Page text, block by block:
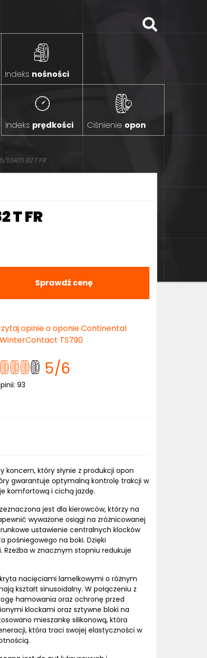
Indeks nośności
Indeks prędkości Ciśnienie opon
55R15 82 T FR
T FR
Sprawdź cenę
opinie o oponie Continental
TS790
5/6
93
który słynie z produkcji opon
gwarantuje optymalną kontrolę trakcji w
komfortową i cichą jazdę.
jest dla kierowców, którzy na
wyważone osiągi na zróżnicowanej
ustawienie centralnych klocków
pośniegowego na boki. Dzięki
w znacznym stopniu redukuje
nacięciami lamelkowymi o różnym
kształt sinusoidalny. W połączeniu z
hamowania oraz ochronę przed
klockami oraz sztywne bloki na
mieszankę silikonową, która
która traci swojej elastyczności w